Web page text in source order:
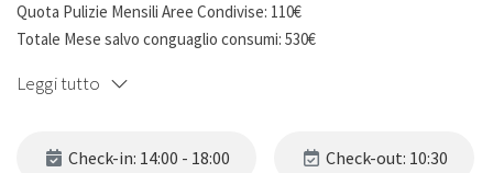
Quota Pulizie Mensili Aree Condivise: 110€
Totale Mese salvo conguaglio consumi: 530€
di materasso e guanciali, armadio, comodino, scrivania e sedia per lo
Leggi tutto
Check-in: 14:00 - 18:00 Check-out: 10:30